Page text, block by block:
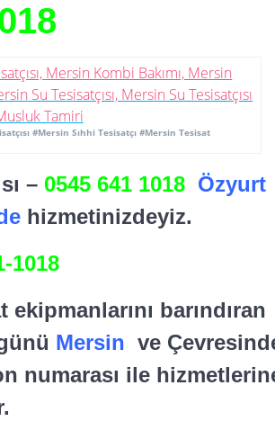
#Mersin Sıhhi Tesisatçı #Mersin Tesisat
– 0545 641 1018 Özyurt
hizmetinizdeyiz.
1018
barındıran
Mersin ve
numarası ile